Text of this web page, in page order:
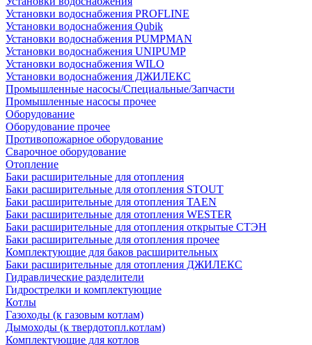
Установки водоснабжения PROFLINE
Установки водоснабжения Qubik
Установки водоснабжения PUMPMAN
Установки водоснабжения UNIPUMP
Установки водоснабжения WILO
Установки водоснабжения ДЖИЛЕКС
Промышленные насосы/Специальные/Запчасти
Промышленные насосы прочее
Оборудование
Оборудование прочее
Противопожарное оборудование
Сварочное оборудование
Отопление
Баки расширительные для отопления
Баки расширительные для отопления STOUT
Баки расширительные для отопления TAEN
Баки расширительные для отопления WESTER
Баки расширительные для отопления открытые СТЭН
Баки расширительные для отопления прочее
Комплектующие для баков расширительных
Баки расширительные для отопления ДЖИЛЕКС
Гидравлические разделители
Гидрострелки и комплектующие
Котлы
Газоходы (к газовым котлам)
Дымоходы (к твердотопл.котлам)
Комплектующие для котлов